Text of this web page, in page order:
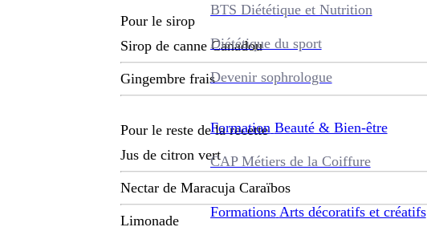
BTS Diététique et Nutrition
Diététique du sport
Devenir sophrologue
Formation Beauté & Bien-être
CAP Métiers de la Coiffure
Formations Arts décoratifs et créatifs
Pour le sirop
Sirop de canne Canadou
Gingembre frais
Pour le reste de la recette
Jus de citron vert
Nectar de Maracuja Caraïbos
Limonade